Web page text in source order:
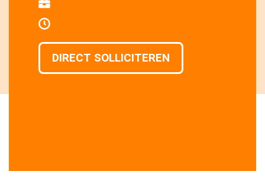
DIRECT SOLLICITEREN